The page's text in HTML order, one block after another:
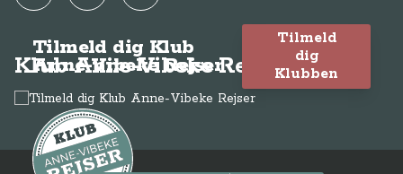
Klub Anne-Vibeke Rejser
Tilmeld dig Klub
Anne-Vibeke Rejser
Tilmeld
dig
Klubben